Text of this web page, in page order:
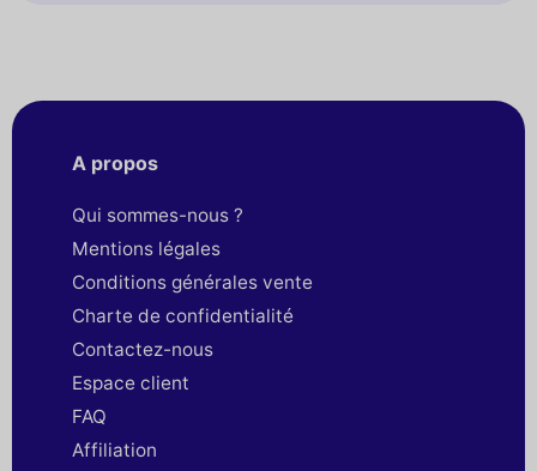
A propos
Qui sommes-nous ?
Mentions légales
Conditions générales vente
Charte de confidentialité
Contactez-nous
Espace client
FAQ
Affiliation